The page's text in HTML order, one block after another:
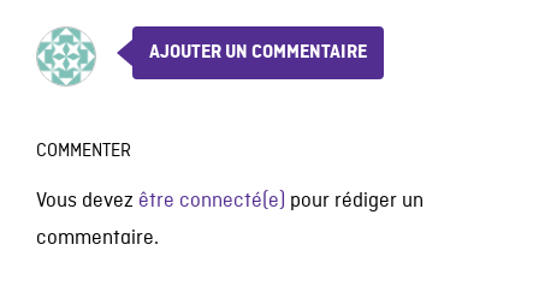
AJOUTER UN COMMENTAIRE
COMMENTER
Vous devez être connecté(e) pour rédiger un
commentaire.